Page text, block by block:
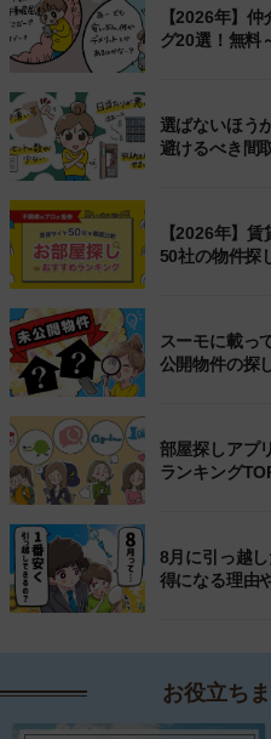
【2026年】
グ20選！無料
選ばないほう
避けるべき間
【2026年】
50社の物件探
スーモに載っ
公開物件の探
部屋探しアプ
ランキング
8月に引っ越
得になる理由
お役立ち